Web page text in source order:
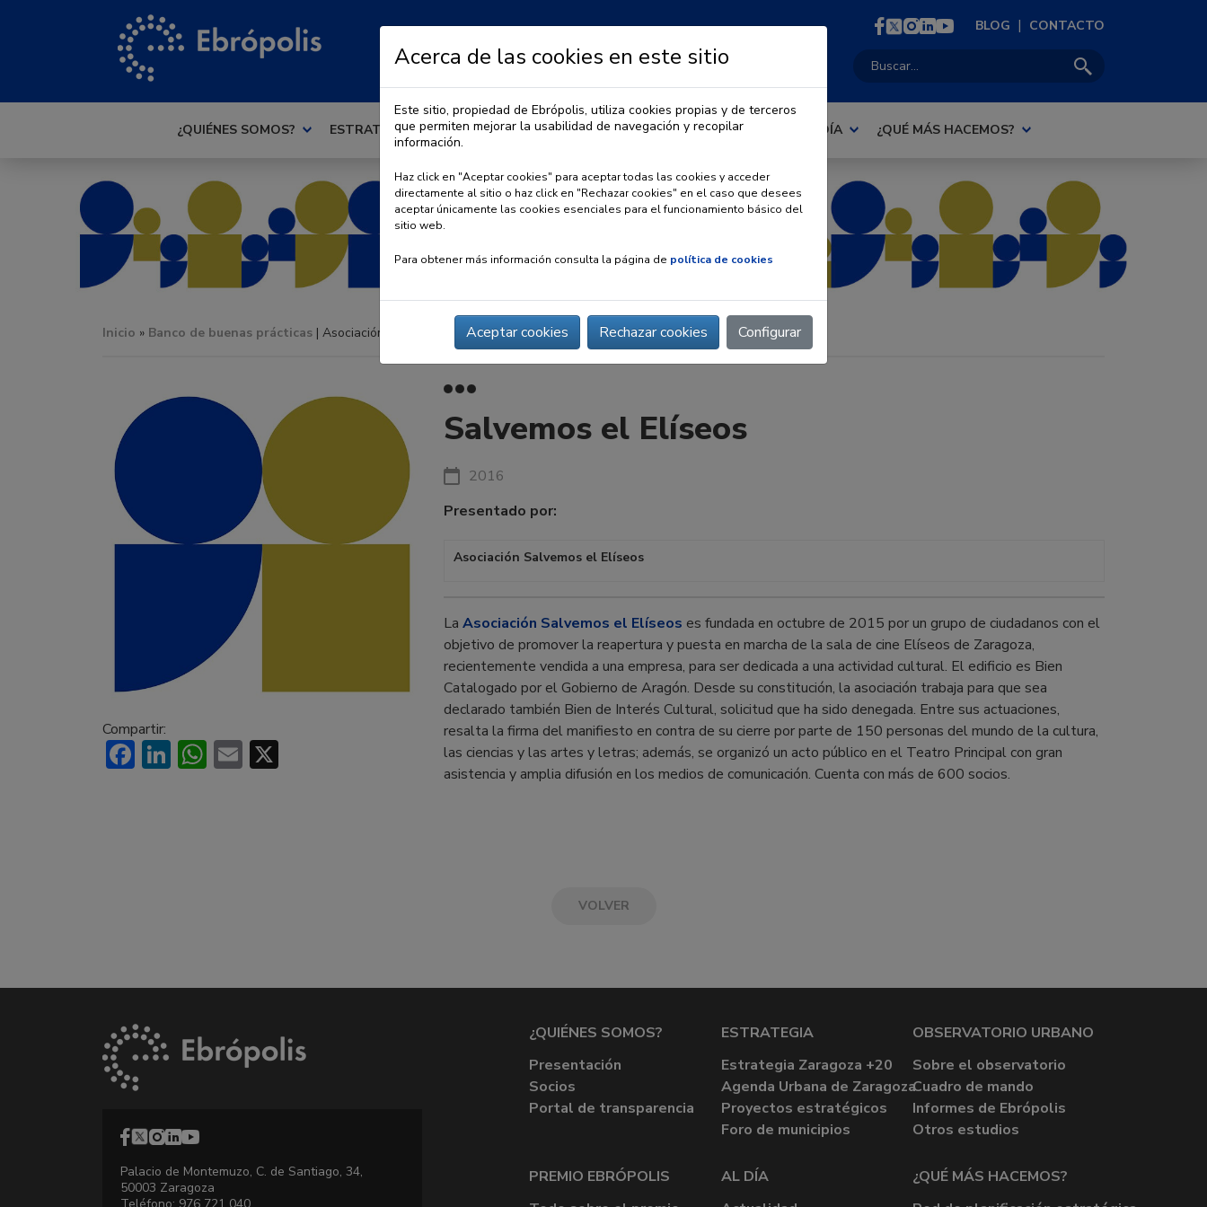
BLOG | CONTACTO
¿QUIÉNES SOMOS? ESTRATEGIA OBSERVATORIO URBANO PREMIO EBRÓPOLIS AL DÍA ¿QUÉ MÁS HACEMOS?
Inicio » Banco de buenas prácticas | Asociación Salvemos el Elíseos
Compartir:
Facebook
LinkedIn
WhatsApp
Email
Salvemos el Elíseos
2016
Presentado por:
Asociación Salvemos el Elíseos
La Asociación Salvemos el Elíseos es fundada en octubre de 2015 por un grupo de ciudadanos con el
objetivo de promover la reapertura y puesta en marcha de la sala de cine Elíseos de Zaragoza,
recientemente vendida a una empresa, para ser dedicada a una actividad cultural. El edificio es Bien
Catalogado por el Gobierno de Aragón. Desde su constitución, la asociación trabaja para que sea
declarado también Bien de Interés Cultural, solicitud que ha sido denegada. Entre sus actuaciones,
resalta la firma del manifiesto en contra de su cierre por parte de 150 personas del mundo de la cultura,
las ciencias y las artes y letras; además, se organizó un acto público en el Teatro Principal con gran
asistencia y amplia difusión en los medios de comunicación. Cuenta con más de 600 socios.
VOLVER
Palacio de Montemuzo, C. de Santiago, 34,
50003 Zaragoza
¿QUIÉNES SOMOS?
Presentación
Socios
Portal de transparencia
ESTRATEGIA
Estrategia Zaragoza +20
Agenda Urbana de Zaragoza
Proyectos estratégicos
Foro de municipios
OBSERVATORIO URBANO
Sobre el observatorio
Cuadro de mando
Informes de Ebrópolis
Otros estudios
PREMIO EBRÓPOLIS
AL DÍA
¿QUÉ MÁS HACEMOS?
Acerca de las cookies en este sitio
Este sitio, propiedad de Ebrópolis, utiliza cookies propias y de terceros
que permiten mejorar la usabilidad de navegación y recopilar
información.
Haz click en "Aceptar cookies" para aceptar todas las cookies y acceder
directamente al sitio o haz click en "Rechazar cookies" en el caso que desees
aceptar únicamente las cookies esenciales para el funcionamiento básico del
sitio web.
Para obtener más información consulta la página de política de cookies
Aceptar cookies Rechazar cookies Configurar